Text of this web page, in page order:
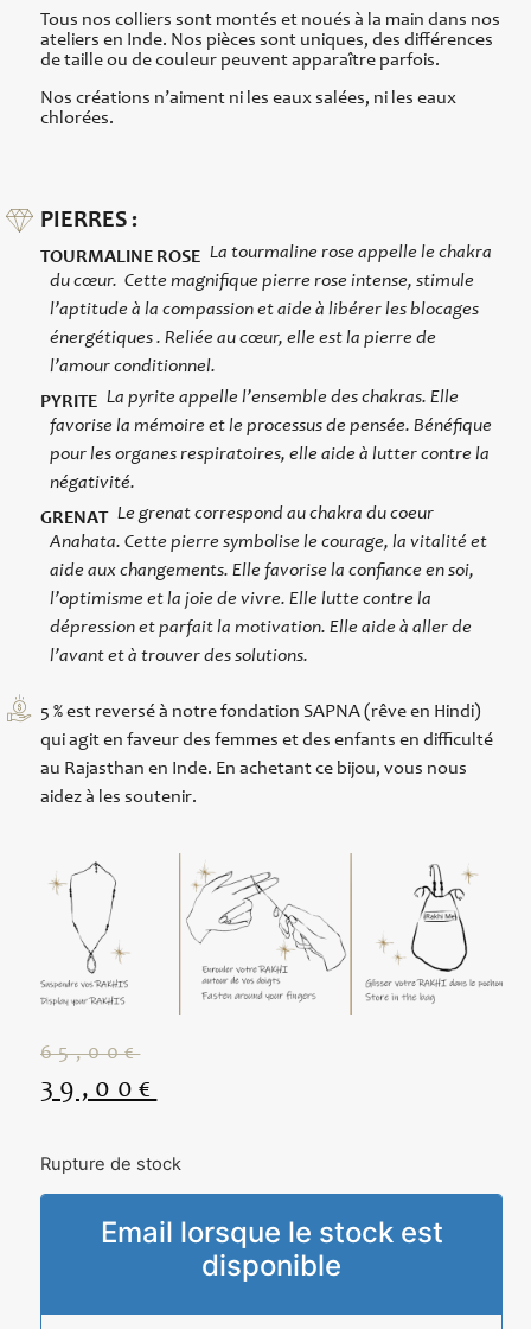
Tous nos colliers sont montés et noués à la main dans nos
ateliers en Inde. Nos pièces sont uniques, des différences
de taille ou de couleur peuvent apparaître parfois.
Nos créations n’aiment ni les eaux salées, ni les eaux
chlorées.
PIERRES :
TOURMALINE ROSE La tourmaline rose appelle le chakra
du cœur. Cette magnifique pierre rose intense, stimule
l’aptitude à la compassion et aide à libérer les blocages
énergétiques . Reliée au cœur, elle est la pierre de
l’amour conditionnel.
PYRITE La pyrite appelle l’ensemble des chakras. Elle
favorise la mémoire et le processus de pensée. Bénéfique
pour les organes respiratoires, elle aide à lutter contre la
négativité.
GRENAT Le grenat correspond au chakra du coeur
Anahata. Cette pierre symbolise le courage, la vitalité et
aide aux changements. Elle favorise la confiance en soi,
l’optimisme et la joie de vivre. Elle lutte contre la
dépression et parfait la motivation. Elle aide à aller de
l’avant et à trouver des solutions.
5 % est reversé à notre fondation SAPNA (rêve en Hindi)
qui agit en faveur des femmes et des enfants en difficulté
au Rajasthan en Inde. En achetant ce bijou, vous nous
aidez à les soutenir.
65,00€
39,00 €
Rupture de stock
Email lorsque le stock est
disponible